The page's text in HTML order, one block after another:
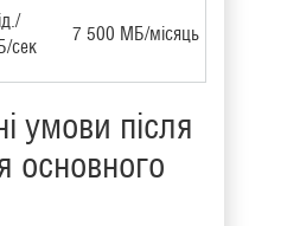
сек
7 500 МБ/місяць
умови після
основного